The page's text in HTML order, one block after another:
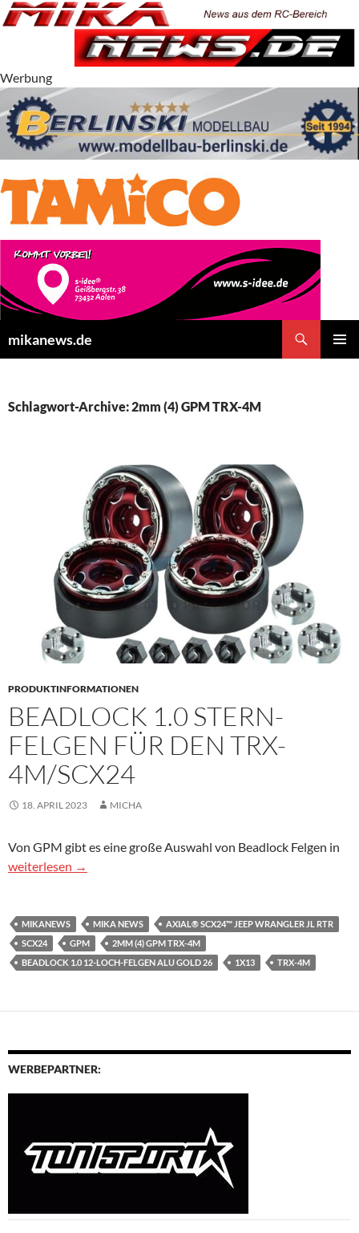
Zum
Inhalt
Werbung
mikanews.de
Schlagwort-Archive: 2mm (4) GPM TRX-4M
PRODUKTINFORMATIONEN
BEADLOCK 1.0 STERN-
FELGEN FÜR DEN TRX-
4M/SCX24
18. APRIL 2023 MICHA
Von GPM gibt es eine große Auswahl von Beadlock Felgen in
Beadlock 1.0 Stern-Felgen für den TRX-4M/SCX24
weiterlesen →
MIKANEWS MIKA NEWS
AXIAL® SCX24™ JEEP WRANGLER JL RTR
SCX24
GPM
2MM (4) GPM TRX-4M
BEADLOCK 1.0 12-LOCH-FELGEN ALU GOLD 26
1X13 TRX-4M
WERBEPARTNER: